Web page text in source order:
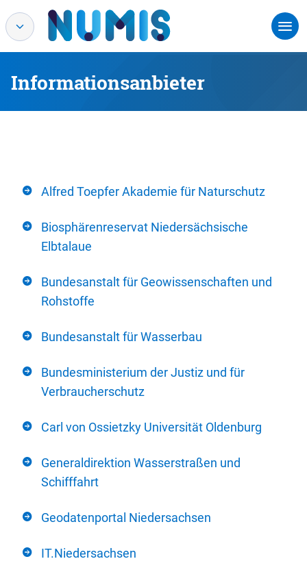
Informationsanbieter
Alfred Toepfer Akademie für Naturschutz
Biosphärenreservat Niedersächsische
Elbtalaue
Bundesanstalt für Geowissenschaften und
Rohstoffe
Bundesanstalt für Wasserbau
Bundesministerium der Justiz und für
Verbraucherschutz
Carl von Ossietzky Universität Oldenburg
Generaldirektion Wasserstraßen und
Schifffahrt
Geodatenportal Niedersachsen
IT.Niedersachsen